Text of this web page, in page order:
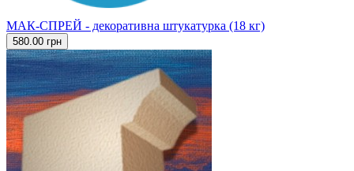
МАК-СПРЕЙ - декоративна штукатурка (18 кг)
580.00 грн